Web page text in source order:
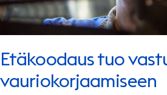
Etäkoodaus tuo
vauriokorjaamiseen